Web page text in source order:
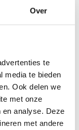
Over
te
media te bieden
Ook delen we
met onze
analyse. Deze
met andere